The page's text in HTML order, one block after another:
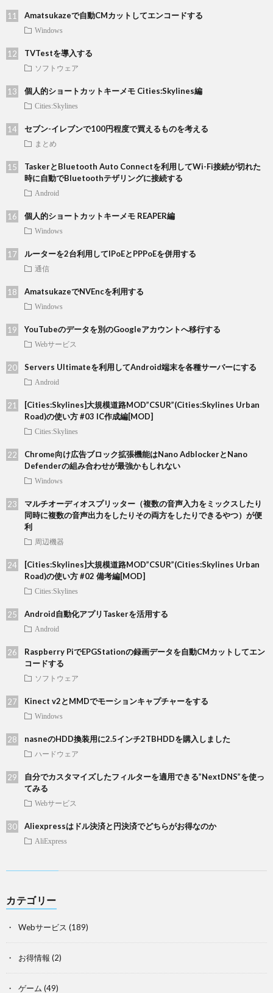
Amatsukazeで自動CMカットしてエンコードする
Windows
TVTestを導入する
ソフトウェア
個人的ショートカットキーメモ Cities:Skylines編
Cities:Skylines
セブン-イレブンで100円程度で買えるものを考える
まとめ
TaskerとBluetooth Auto Connectを利用してWi-Fi接続が切れた
時に自動でBluetoothテザリングに接続する
Android
個人的ショートカットキーメモ REAPER編
Windows
ルーターを2台利用してIPoEとPPPoEを併用する
通信
AmatsukazeでNVEncを利用する
Windows
YouTubeのデータを別のGoogleアカウントへ移行する
Webサービス
Servers Ultimateを利用してAndroid端末を各種サーバーにする
Android
[Cities:Skylines]大規模道路MOD”CSUR”(Cities:Skylines Urban
Road)の使い方 #03 IC作成編[MOD]
Cities:Skylines
Chrome向け広告ブロック拡張機能はNano AdblockerとNano
Defenderの組み合わせが最強かもしれない
Windows
マルチオーディオスプリッター（複数の音声入力をミックスしたり
同時に複数の音声出力をしたりその両方をしたりできるやつ）が便
利
周辺機器
[Cities:Skylines]大規模道路MOD”CSUR”(Cities:Skylines Urban
Road)の使い方 #02 備考編[MOD]
Cities:Skylines
Android自動化アプリTaskerを活用する
Android
Raspberry PiでEPGStationの録画データを自動CMカットしてエン
コードする
ソフトウェア
Kinect v2とMMDでモーションキャプチャーをする
Windows
nasneのHDD換装用に2.5インチ2TBHDDを購入しました
ハードウェア
自分でカスタマイズしたフィルターを適用できる”NextDNS”を使っ
てみる
Webサービス
Aliexpressはドル決済と円決済でどちらがお得なのか
AliExpress
カテゴリー
Webサービス (189)
お得情報 (2)
ゲーム (49)